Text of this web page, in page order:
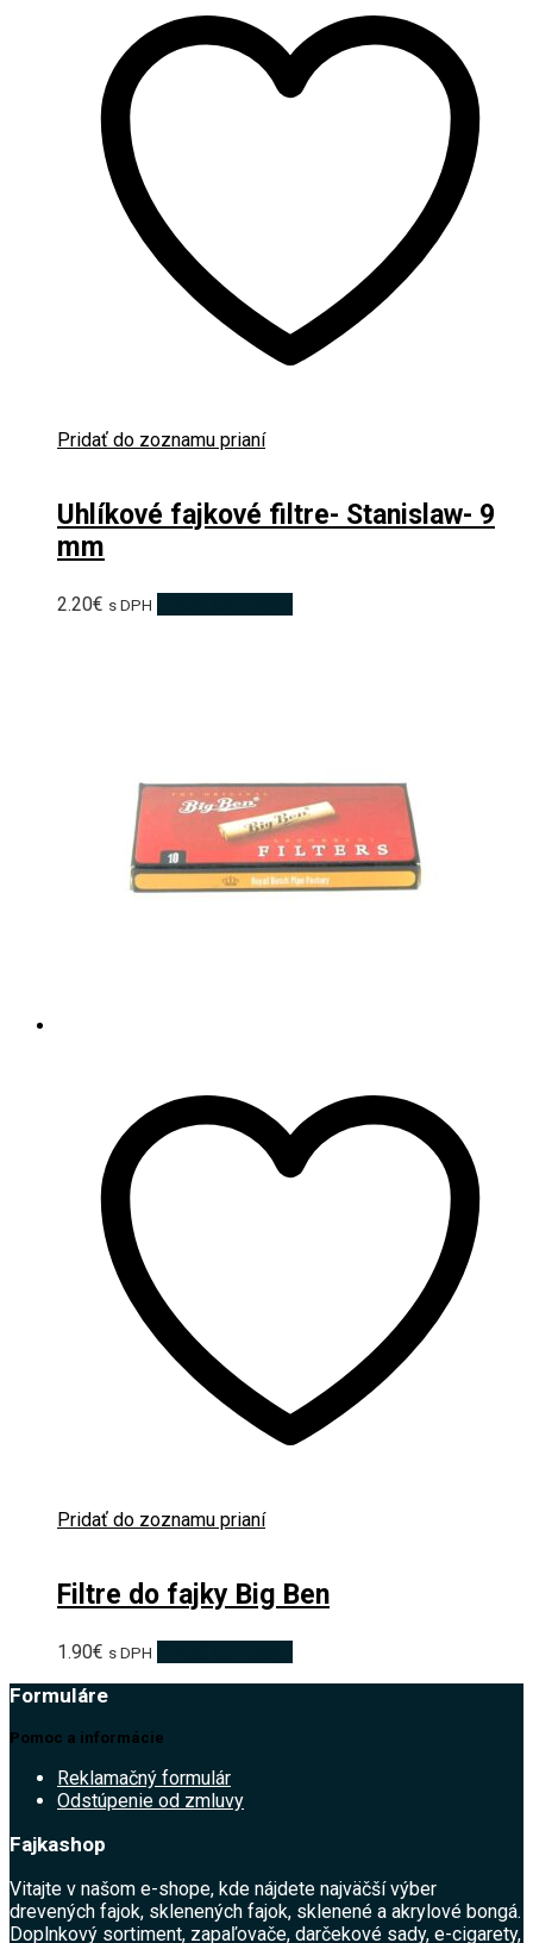
Pridať do zoznamu prianí
Uhlíkové fajkové filtre- Stanislaw- 9
mm
2.20€ s DPH
Pridať do zoznamu prianí
Filtre do fajky Big Ben
1.90€ s DPH
Formuláre
Pomoc a informácie
Reklamačný formulár
Odstúpenie od zmluvy
Fajkashop
Vitajte v našom e-shope, kde nájdete najväčší výber
drevených fajok, sklenených fajok, sklenené a akrylové bongá.
Doplnkový sortiment, zapaľovače, darčekové sady, e-cigarety,